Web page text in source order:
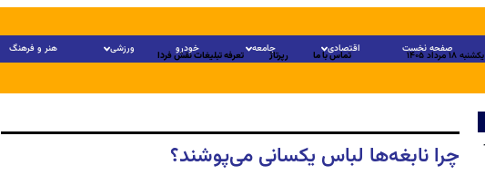
صفحه نخست اقتصادی جامعه خودرو ورزشی هنر و فرهنگ
یکشنبه ۱۸ مرداد ۱۴۰۵ تماس با ما رپرتاژ تعرفه تبلیغات نقش فردا
چرا نابغه‌ها لباس یکسانی می‌پوشند؟